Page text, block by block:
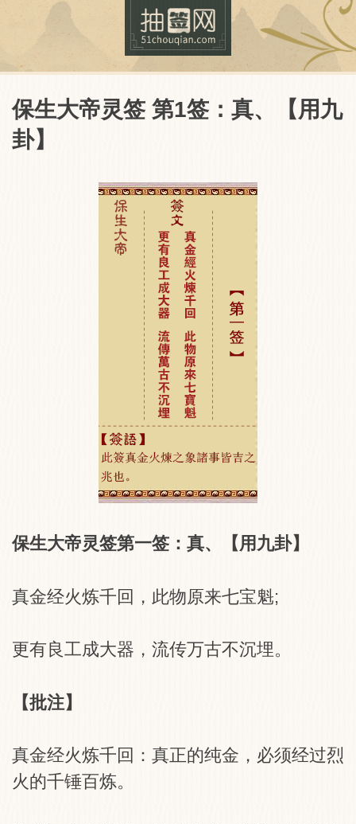
抽签网
保生大帝灵签 第1签：真、【用九
卦】
保生大帝灵签第一签：真、【用九卦】
真金经火炼千回，此物原来七宝魁;
更有良工成大器，流传万古不沉埋。
【批注】
真金经火炼千回：真正的纯金，必须经过烈
火的千锤百炼。